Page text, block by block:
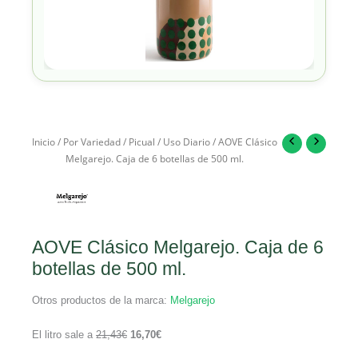
Inicio/ Por Variedad/ Picual / Uso Diario/ AOVE Clásico
Melgarejo. Caja de 6 botellas de 500 ml.
AOVE Clásico Melgarejo. Caja de 6
botellas de 500 ml.
Otros productos de la marca: Melgarejo
El litro sale a 21,43€ 16,70€